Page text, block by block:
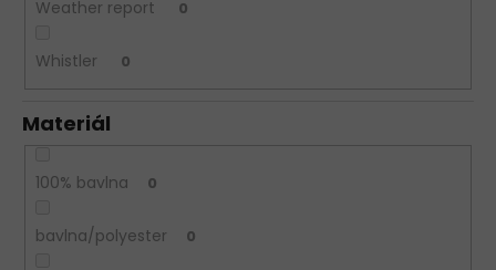
Weather report 0
Whistler 0
Materiál
100% bavlna 0
bavlna/polyester 0